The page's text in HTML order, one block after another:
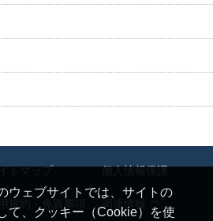
ウェブサイトでは、サイトの
て、クッキー（Cookie）を使
トマップ 個人情報保護
規約・免責事項